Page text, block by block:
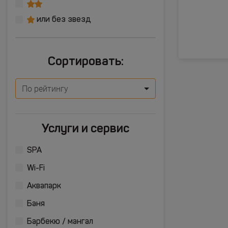
или без звезд
Сортировать:
По рейтингу
Услуги и сервис
SPA
Wi-Fi
Аквапарк
Баня
Барбекю / мангал